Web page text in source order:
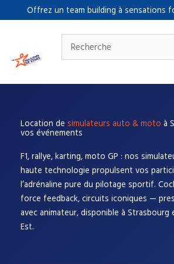
Offrez un team building à sensations
au
Location de simulateurs auto & moto à
vos événements
F1, rallye, karting, moto GP : nos
haute technologie propulsent vos
l’adrénaline pure du pilotage sportif.
force feedback, circuits iconiques —
avec animateur, disponible à Strasbourg
Est.